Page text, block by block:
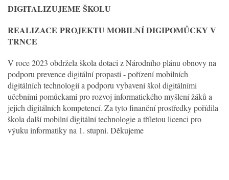
DIGITALIZUJEME ŠKOLU
REALIZACE PROJEKTU MOBILNÍ DIGIPOMŮCKY V
TRNCE
V roce 2023 obdržela škola dotaci z Národního plánu obnovy na
podporu prevence digitální propasti - pořízení mobilních
digitálních technologií a podporu vybavení škol digitálními
učebními pomůckami pro rozvoj informatického myšlení žáků a
jejich digitálních kompetencí. Za tyto finanční prostředky pořídila
škola další mobilní digitální technologie a tříletou licenci pro
výuku informatiky na 1. stupni. Děkujeme